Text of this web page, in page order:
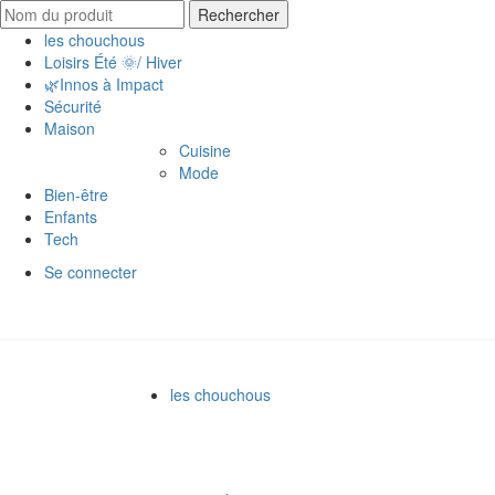
Search for:
Rechercher
les chouchous
Loisirs Été 🌞/ Hiver
🌿Innos à Impact
Sécurité
Maison
Cuisine
Mode
Bien-être
Enfants
Tech
Se connecter
les chouchous